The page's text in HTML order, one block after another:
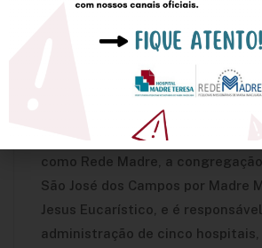
Sobre a Rede Madre
Em 08 de novembro de 1936,
oficialmente a Congregação das
Missionárias de Maria
aprovada pelo Papa Pio XI. Hoje,
como Rede Madre, a
São José dos Campos por Madre
Jesus Eucarístico, e é
administração de cinco hospitais,